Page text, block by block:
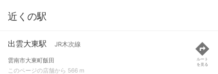
近くの駅
出雲大東駅 JR木次線
雲南市大東町飯田
このページの店舗から 566 m
ルート
を見る